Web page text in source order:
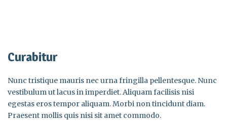
Curabitur
Nunc tristique mauris nec urna fringilla pellentesque. Nunc
vestibulum ut lacus in imperdiet. Aliquam facilisis nisi
egestas eros tempor aliquam. Morbi non tincidunt diam.
Praesent mollis quis nisi sit amet commodo.